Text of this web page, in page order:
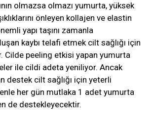
olmazsa olmazı yumurta, yüksek
önleyen kollajen ve elastin
yapı taşını zamanla
kaybı telafi etmek cilt sağlığı için
Cilde peeling etkisi yapan yumurta
ile cildi adeta yeniliyor. Ancak
destek cilt sağlığı için yeterli
her gün mutlaka 1 adet yumurta
de destekleyecektir.